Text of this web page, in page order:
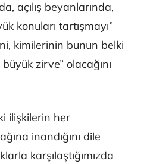
açılış beyanlarında,
konuları tartışmayı”
kimilerinin bunun belki
zirve” olacağını
ilişkilerin her
inandığını dile
karşılaştığımızda